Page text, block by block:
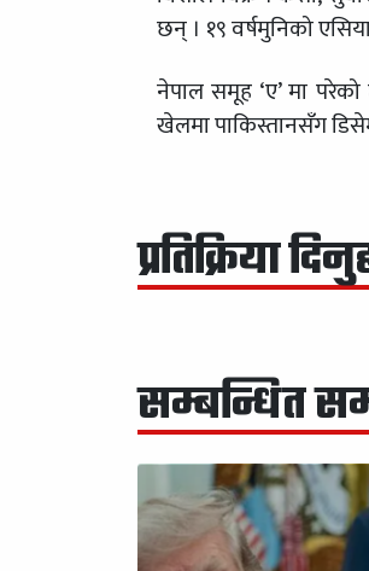
छन् । १९ वर्षमुनिको
नेपाल समूह ‘ए’ मा
खेलमा पाकिस्तानसँग
प्रतिक्रिया
सम्बन्धित